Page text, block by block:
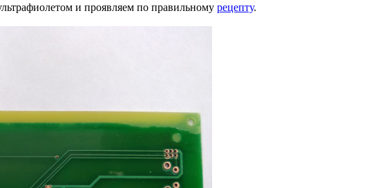
и проявляем по правильному рецепту.